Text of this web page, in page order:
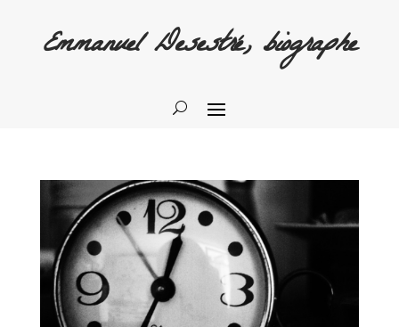
Emmanuel Desestré, biographe